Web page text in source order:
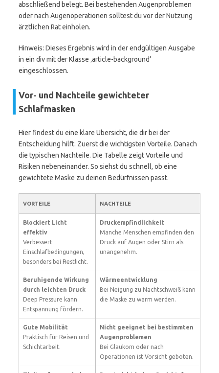
abschließend belegt. Bei bestehenden Augenproblemen
oder nach Augenoperationen solltest du vor der Nutzung
ärztlichen Rat einholen.
Hinweis: Dieses Ergebnis wird in der endgültigen Ausgabe
in ein div mit der Klasse ‚article-background‘
eingeschlossen.
Vor- und Nachteile gewichteter
Schlafmasken
Hier findest du eine klare Übersicht, die dir bei der
Entscheidung hilft. Zuerst die wichtigsten Vorteile. Danach
die typischen Nachteile. Die Tabelle zeigt Vorteile und
Risiken nebeneinander. So siehst du schnell, ob eine
gewichtete Maske zu deinen Bedürfnissen passt.
VORTEILE NACHTEILE
Blockiert Licht
effektiv
Verbessert
Einschlafbedingungen,
besonders bei Restlicht.
Druckempfindlichkeit
Manche Menschen empfinden den
Druck auf Augen oder Stirn als
unangenehm.
Beruhigende Wirkung
durch leichten Druck
Deep Pressure kann
Entspannung fördern.
Wärmeentwicklung
Bei Neigung zu Nachtschweiß kann
die Maske zu warm werden.
Gute Mobilität
Praktisch für Reisen und
Schichtarbeit.
Nicht geeignet bei bestimmten
Augenproblemen
Bei Glaukom oder nach
Operationen ist Vorsicht geboten.